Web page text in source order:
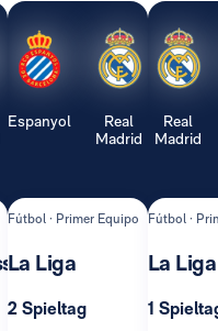
Espanyol
Real
Madrid
Fútbol · Primer Equipo
La Liga
2 Spieltag
Real
Madrid
Fútbol ·
La Liga
1